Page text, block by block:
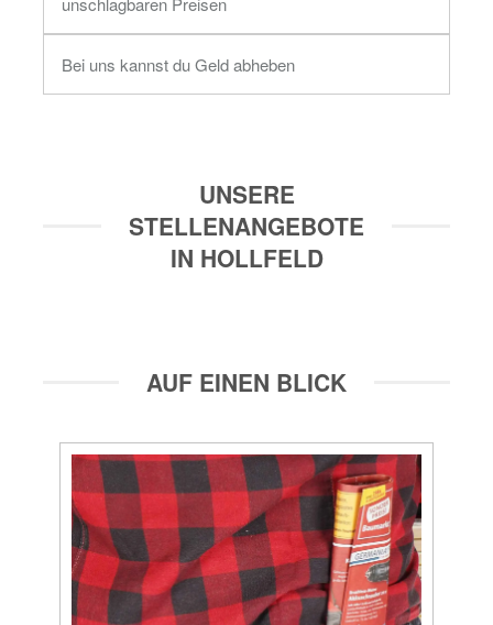
Bei uns kannst du Geld abheben
UNSERE
STELLENANGEBOTE
IN HOLLFELD
AUF EINEN BLICK